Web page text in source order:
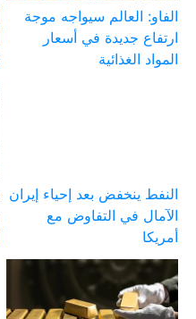
الفاو: العالم سيواجه موجة
ارتفاع جديدة في أسعار
المواد الغذائية
النفط ينخفض بعد إحياء إيران
الآمال في التفاوض مع
أمريكا